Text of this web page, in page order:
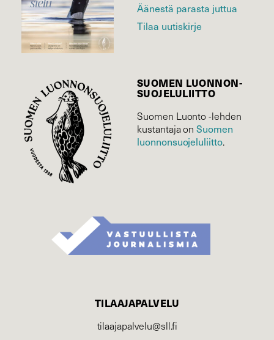
Äänestä parasta juttua
Tilaa uutiskirje
SUOMEN LUONNON­
SUOJELU­LIITTO
Suomen Luonto -lehden
kustantaja onSuomen
luonnonsuojelu­liitto.
TILAAJAPALVELU
tilaajapalvelu@sll.fi